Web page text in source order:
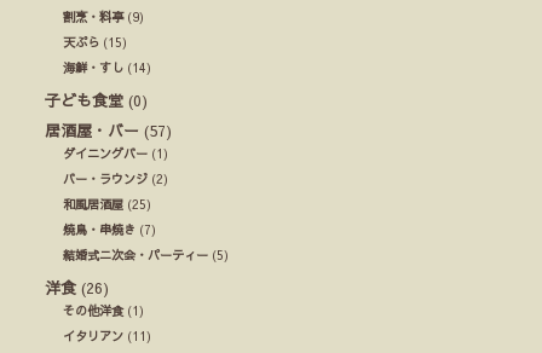
割烹・料亭(9)
天ぷら (15)
海鮮・すし (14)
子ども食堂 (0)
居酒屋・バー (57)
ダイニングバー (1)
バー・ラウンジ (2)
和風居酒屋 (25)
焼鳥・串焼き (7)
結婚式ニ次会・パーティー (5)
洋食 (26)
その他洋食(1)
イタリアン (11)